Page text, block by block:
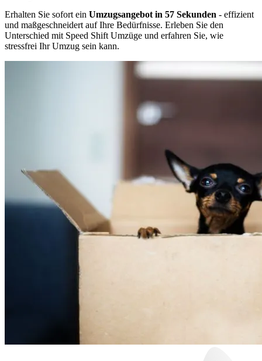
Erhalten Sie sofort ein Umzugsangebot in 57 Sekunden - effizient
und maßgeschneidert auf Ihre Bedürfnisse. Erleben Sie den
Unterschied mit Speed Shift Umzüge und erfahren Sie, wie
stressfrei Ihr Umzug sein kann.